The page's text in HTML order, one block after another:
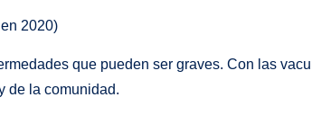
2020)
que pueden ser graves. Con las
de la comunidad.